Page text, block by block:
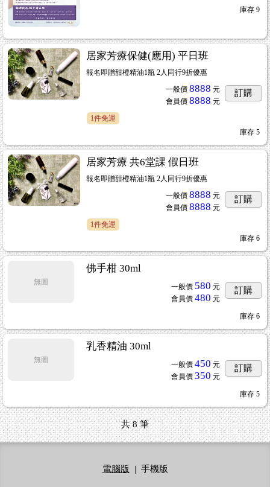
...81
庫存 9
居家芳療保健(應用) 平日班
報名即贈甜橙精油1瓶 2人同行9折優惠
一般價 8888 元
會員價 8888 元
訂購
1件免運
庫存 5
居家芳療 共6堂課 假日班
報名即贈甜橙精油1瓶 2人同行9折優惠
一般價 8888 元
會員價 8888 元
訂購
1件免運
庫存 6
無圖
佛手柑 30ml
一般價 580 元
會員價 480 元
訂購
庫存 6
無圖
乳香精油 30ml
一般價 450 元
會員價 350 元
訂購
庫存 5
共8筆
電腦版 | 手機版